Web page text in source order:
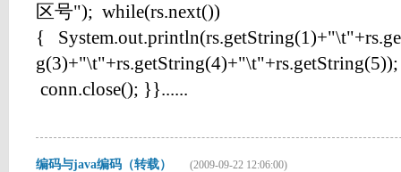
区号"); while(rs.next())
{
conn.close(); }}......
编码与java编码（转载） (2009-09-22 12:06:00)